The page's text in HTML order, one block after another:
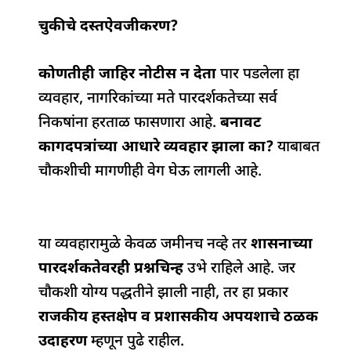
चुकीचे दस्तऐवजीकरण?
कोणतीही जाहिर नोटीस न देता पार पडलेला हा
व्यवहार, नागरिकांच्या मते पारदर्शकतेच्या सर्व
निकषांना हरताळ फासणारा आहे.बनावट
कागदपत्रांच्या आधारे व्यवहार झाला का? याबाबत
चौकशीची मागणीही वेग घेऊ लागली आहे.
या व्यवहारामुळे केवळ जमीनच नव्हे तरशासनाच्या
पारदर्शकतेवरही प्रश्नचिन्हउभे राहिले आहे. जर
चौकशी योग्य पद्धतीने झाली नाही, तर हा प्रकार
राजकीय हस्तक्षेप व प्रशासकीय अपयशाचे ठळक
उदाहरणम्हणून पुढे राहील.